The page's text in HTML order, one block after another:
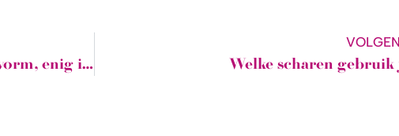
Any Shape patronen in nieuwe vorm, enig idee waarom? Welke scharen gebruik